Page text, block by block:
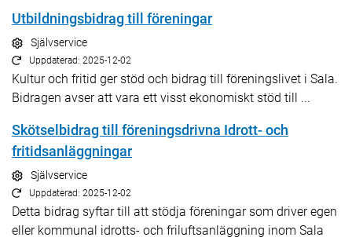
Utbildningsbidrag till föreningar
Självservice
Uppdaterad: 2025-12-02
Kultur och fritid ger stöd och bidrag till föreningslivet i Sala.
Bidragen avser att vara ett visst ekonomiskt stöd till ...
Skötselbidrag till föreningsdrivna Idrott- och
fritidsanläggningar
Självservice
Uppdaterad: 2025-12-02
Detta bidrag syftar till att stödja föreningar som driver egen
eller kommunal idrotts- och friluftsanläggning inom Sala